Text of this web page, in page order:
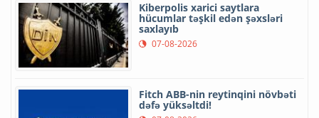
Kiberpolis xarici saytlara
hücumlar təşkil edən şəxsləri
saxlayıb
07-08-2026
Fitch ABB-nin reytinqini növbəti
dəfə yüksəltdi!